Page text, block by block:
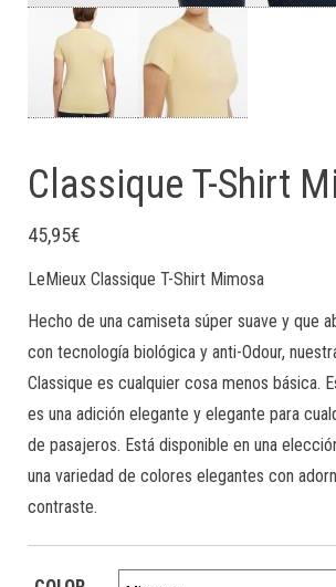
Classique T-Shirt
45,95€
LeMieux Classique T-Shirt Mimosa
Hecho de una camiseta súper suave y que
con tecnología biológica y anti-Odour,
Classique es cualquier cosa menos básica.
es una adición elegante y elegante para
de pasajeros. Está disponible en una
una variedad de colores elegantes con
contraste.